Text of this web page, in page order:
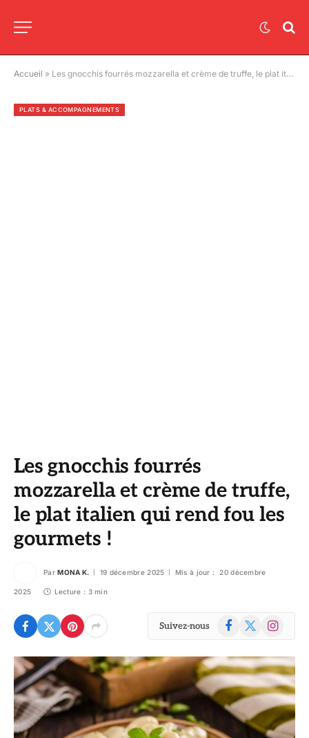
Accueil » Les gnocchis fourrés mozzarella et crème de truffe, le plat italien qui rend fou les gourmets !
PLATS & ACCOMPAGNEMENTS
Les gnocchis fourrés
mozzarella et crème de truffe,
le plat italien qui rend fou les
gourmets !
Par MONA K. 19 décembre 2025 Mis à jour : 20 décembre
2025 Lecture : 3 min
Suivez-nous Facebook
X
Instagram